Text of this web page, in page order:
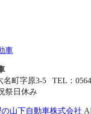
町字原3-5 TEL：
祭日休み
山下自動車株式会社